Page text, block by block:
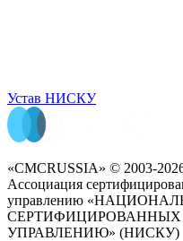
Устав НИСКУ
«CMCRUSSIA» © 2003-
Ассоциация
управлению
СЕРТИФИЦИРОВАННЫХ
УПРАВЛЕНИЮ» (НИСКУ)